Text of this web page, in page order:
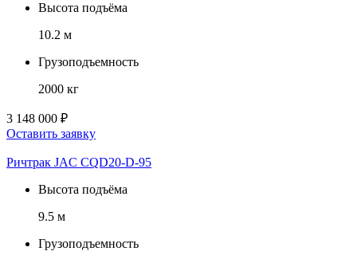
Высота подъёма
10.2 м
Грузоподъемность
2000 кг
3 148 000 ₽
Оставить заявку
Ричтрак JAC CQD20-D-95
Высота подъёма
9.5 м
Грузоподъемность